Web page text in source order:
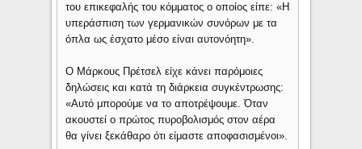
του επικεφαλής του κόμματος ο οποίος είπε: «Η
υπεράσπιση των γερμανικών συνόρων με τα
όπλα ως έσχατο μέσο είναι αυτονόητη».
Ο Μάρκους Πρέτσελ είχε κάνει παρόμοιες
δηλώσεις και κατά τη διάρκεια συγκέντρωσης:
«Αυτό μπορούμε να το αποτρέψουμε. Όταν
ακουστεί ο πρώτος πυροβολισμός στον αέρα
θα γίνει ξεκάθαρο ότι είμαστε αποφασισμένοι».